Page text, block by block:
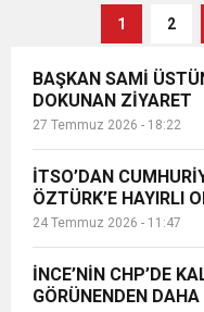
1 2
BAŞKAN SAMİ
DOKUNAN ZİYARET
27 Temmuz 2026 - 18:22
İTSO’DAN
ÖZTÜRK’E HAYIRLI
24 Temmuz 2026 - 11:47
İNCE’NİN CHP’DE
GÖRÜNENDEN